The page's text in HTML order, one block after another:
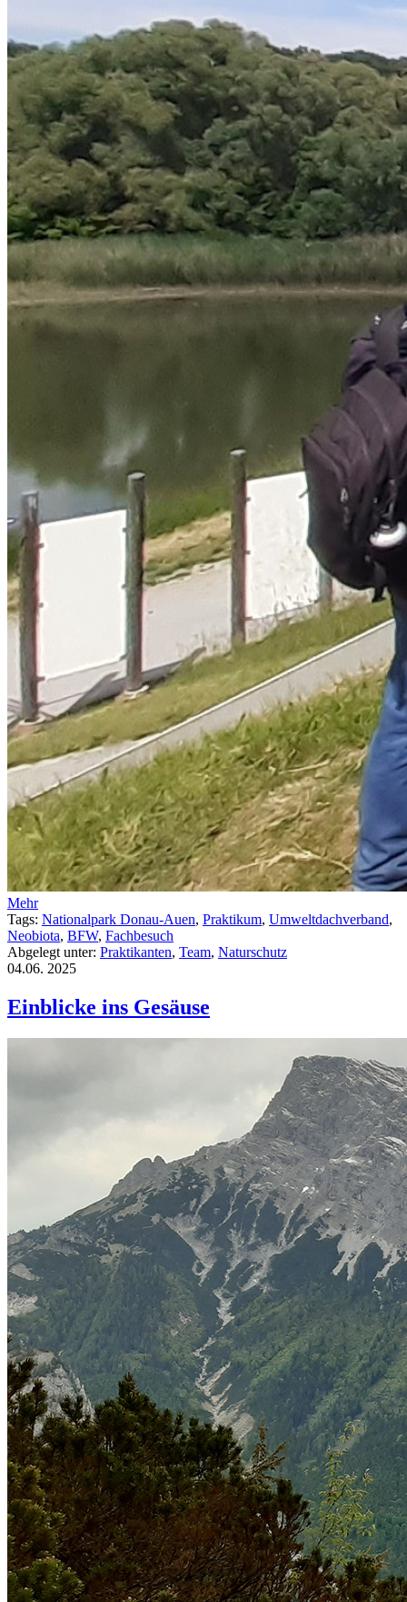
Mehr
Tags: Nationalpark Donau-Auen, Praktikum, Umweltdachverband,
Neobiota, BFW, Fachbesuch
Abgelegt unter: Praktikanten, Team, Naturschutz
04.06. 2025
Einblicke ins Gesäuse